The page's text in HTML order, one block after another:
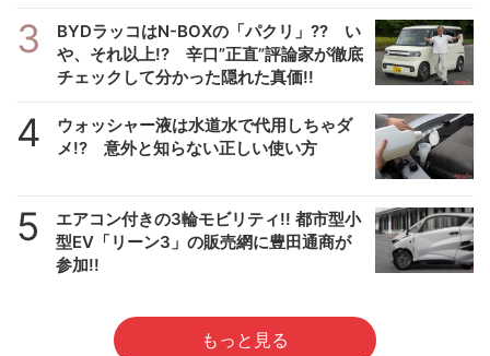
3
BYDラッコはN-BOXの「パクリ」?? い
や、それ以上!? 辛口”正直”評論家が徹底
チェックして分かった隠れた真価!!
4
ウォッシャー液は水道水で代用しちゃダ
メ!? 意外と知らない正しい使い方
5
エアコン付きの3輪モビリティ!! 都市型小
型EV「リーン3」の販売網に豊田通商が
参加!!
もっと見る